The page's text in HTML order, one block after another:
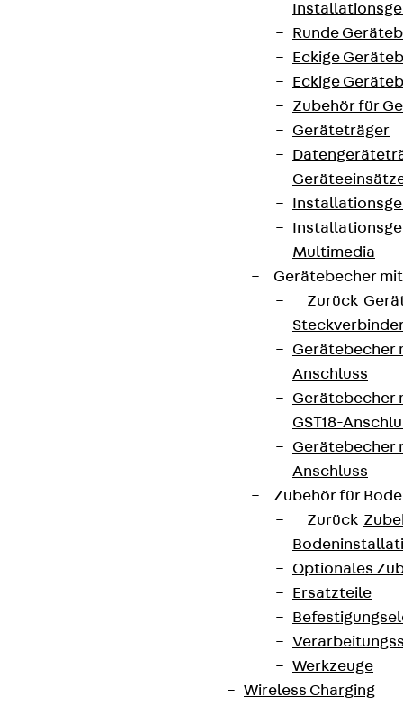
Runde
Eckige
Eckige
Zubehör für
Geräteträger
Multimedia
Gerätebecher
Zurück
Gerätebecher
Anschluss
Gerätebecher
GST18-
Gerätebecher
Anschluss
Zubehör für
Zurück
Optionales
Ersatzteile
Werkzeuge
Wireless Charging